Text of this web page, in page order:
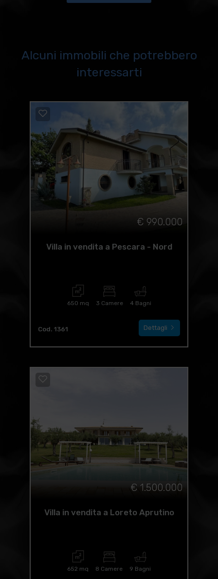
Alcuni immobili che potrebbero
interessarti
€ 990.000
Villa in vendita a Pescara - Nord
650 mq 3 Camere 4 Bagni
Cod. 1361 Dettagli
€ 1.500.000
Villa in vendita a Loreto Aprutino
652 mq 8 Camere 9 Bagni